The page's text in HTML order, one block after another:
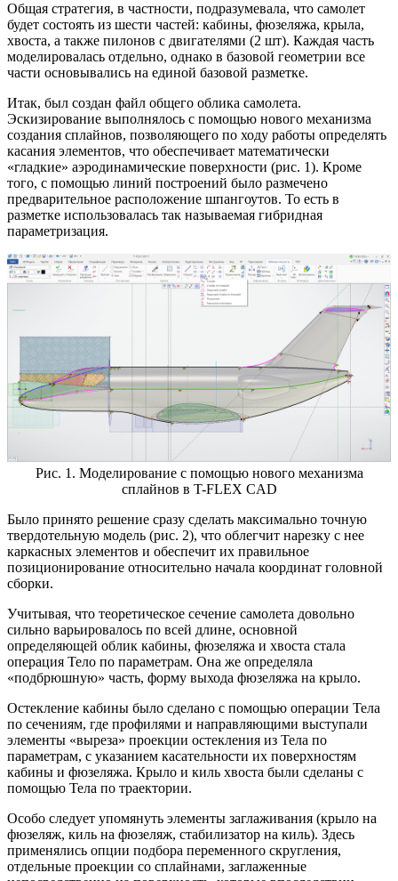
Общая стратегия, в частности, подразумевала, что самолет
будет состоять из шести частей: кабины, фюзеляжа, крыла,
хвоста, а также пилонов с двигателями (2 шт). Каждая часть
моделировалась отдельно, однако в базовой геометрии все
части основывались на единой базовой разметке.
Итак, был создан файл общего облика самолета.
Эскизирование выполнялось с помощью нового механизма
создания сплайнов, позволяющего по ходу работы определять
касания элементов, что обеспечивает математически
«гладкие» аэродинамические поверхности (рис. 1). Кроме
того, с помощью линий построений было размечено
предварительное расположение шпангоутов. То есть в
разметке использовалась так называемая гибридная
параметризация.
Рис. 1. Моделирование с помощью нового механизма
сплайнов в T-FLEX CAD
Было принято решение сразу сделать максимально точную
твердотельную модель (рис. 2), что облегчит нарезку с нее
каркасных элементов и обеспечит их правильное
позиционирование относительно начала координат головной
сборки.
Учитывая, что теоретическое сечение самолета довольно
сильно варьировалось по всей длине, основной
определяющей облик кабины, фюзеляжа и хвоста стала
операция Тело по параметрам. Она же определяла
«подбрюшную» часть, форму выхода фюзеляжа на крыло.
Остекление кабины было сделано с помощью операции Тела
по сечениям, где профилями и направляющими выступали
элементы «выреза» проекции остекления из Тела по
параметрам, с указанием касательности их поверхностям
кабины и фюзеляжа. Крыло и киль хвоста были сделаны с
помощью Тела по траектории.
Особо следует упомянуть элементы заглаживания (крыло на
фюзеляж, киль на фюзеляж, стабилизатор на киль). Здесь
применялись опции подбора переменного скругления,
отдельные проекции со сплайнами, заглаженные